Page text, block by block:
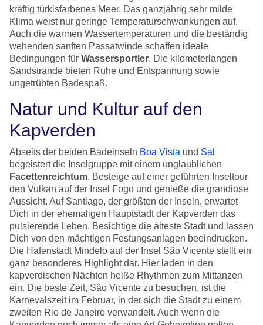
kräftig türkisfarbenes Meer. Das ganzjährig sehr milde
Klima weist nur geringe Temperaturschwankungen auf.
Auch die warmen Wassertemperaturen und die beständig
wehenden sanften Passatwinde schaffen ideale
Bedingungen für Wassersportler. Die kilometerlangen
Sandstrände bieten Ruhe und Entspannung sowie
ungetrübten Badespaß.
Natur und Kultur auf den
Kapverden
Abseits der beiden Badeinseln Boa Vista und Sal
begeistert die Inselgruppe mit einem unglaublichen
Facettenreichtum. Besteige auf einer geführten Inseltour
den Vulkan auf der Insel Fogo und genieße die grandiose
Aussicht. Auf Santiago, der größten der Inseln, erwartet
Dich in der ehemaligen Hauptstadt der Kapverden das
pulsierende Leben. Besichtige die älteste Stadt und lassen
Dich von den mächtigen Festungsanlagen beeindrucken.
Die Hafenstadt Mindelo auf der Insel São Vicente stellt ein
ganz besonderes Highlight dar. Hier laden in den
kapverdischen Nächten heiße Rhythmen zum Mittanzen
ein. Die beste Zeit, São Vicente zu besuchen, ist die
Karnevalszeit im Februar, in der sich die Stadt zu einem
zweiten Rio de Janeiro verwandelt. Auch wenn die